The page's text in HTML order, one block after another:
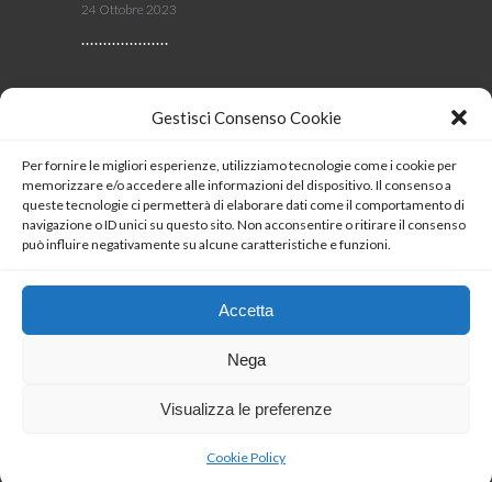
Gestisci Consenso Cookie
Per fornire le migliori esperienze, utilizziamo tecnologie come i cookie per
memorizzare e/o accedere alle informazioni del dispositivo. Il consenso a
queste tecnologie ci permetterà di elaborare dati come il comportamento di
navigazione o ID unici su questo sito. Non acconsentire o ritirare il consenso
può influire negativamente su alcune caratteristiche e funzioni.
Accetta
Nega
Visualizza le preferenze
Cookie Policy
24 Ottobre 2023
SEGUICI
Coockie Policy